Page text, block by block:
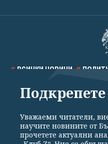
ВСИЧКИ НОВИНИ
СПОРТ КУЛТУРА
Уважаеми читатели,
научите новините от
прочетете актуални